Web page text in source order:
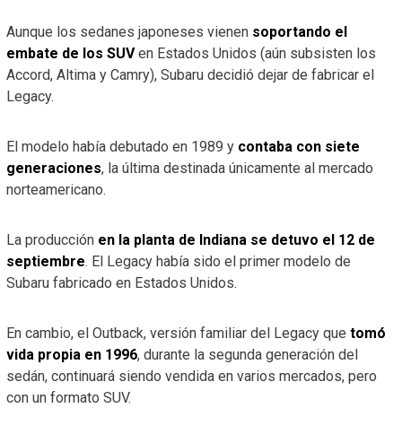
Aunque los sedanes japoneses vienen soportando el
embate de los SUVen Estados Unidos (aún subsisten los
Accord, Altima y Camry), Subaru decidió dejar de fabricar el
Legacy.
El modelo había debutado en 1989 y contaba con siete
generaciones, la última destinada únicamente al mercado
norteamericano.
La producción en la planta de Indiana se detuvo el 12 de
septiembre. El Legacy había sido el primer modelo de
Subaru fabricado en Estados Unidos.
En cambio, el Outback, versión familiar del Legacy que tomó
vida propia en 1996, durante la segunda generación del
sedán, continuará siendo vendida en varios mercados, pero
con un formato SUV.